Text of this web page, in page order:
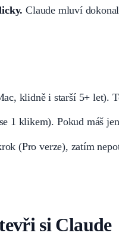
Claude mluví
klidně i starší 5+ let).
1 klikem). Pokud máš
(Pro verze), zatím
si Claude